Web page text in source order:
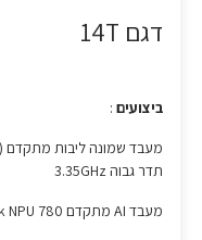
דגם 14T
ביצועים :
תדר גבוה 3.35GHz
מעבד AI מתקדם MediaTek NPU 780